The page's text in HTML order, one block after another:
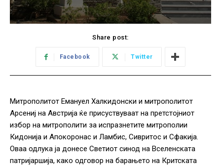
Share post:
Facebook Twitter
Митрополитот Емануел Халкидонски и митрополитот
Арсениј на Австрија ќе присуствуваат на претстојниот
избор на митрополити за испразнетите митрополии
Кидонија и Апокоронас и Ламбис, Сивритос и Сфакија.
Оваа одлука ја донесе Светиот синод на Вселенската
патријаршија, како одговор на барањето на Критската